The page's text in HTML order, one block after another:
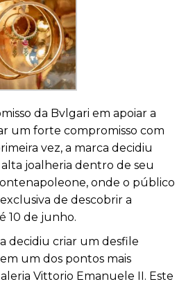
da Bvlgari em apoiar a
um forte compromisso com
vez, a marca decidiu
joalheria dentro de seu
onde o público
de descobrir a
10 de junho.
decidiu criar um desfile
um dos pontos mais
Vittorio Emanuele II. Este